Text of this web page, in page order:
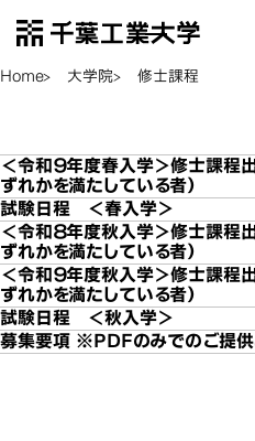
千葉工業大学
Open Menu
Home 大学院 修士課程
修士課程
＜令和９年度春入学＞修士課程
ずれかを満たしている者）
試験日程 ＜春入学＞
＜令和８年度秋入学＞修士課程
ずれかを満たしている者）
＜令和９年度秋入学＞修士課程
ずれかを満たしている者）
試験日程 ＜秋入学＞
募集要項 ※PDFのみでのご提供